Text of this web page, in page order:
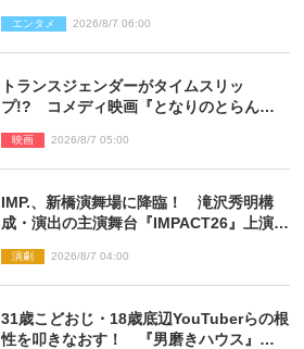
エンタメ 2026/8/7 06:00
トランスジェンダーがタイムスリッ
プ!? コメディ映画『となりのとらんす
映画 2026/8/7 05:00
IMP.、新橋演舞場に降臨！ 滝沢秀明構
成・演出の主演舞台『IMPACT26』上演決
演劇 2026/8/7 04:00
31歳こどおじ・18歳底辺YouTuberらの根
性を叩きなおす！ 『男磨きハウス』第2